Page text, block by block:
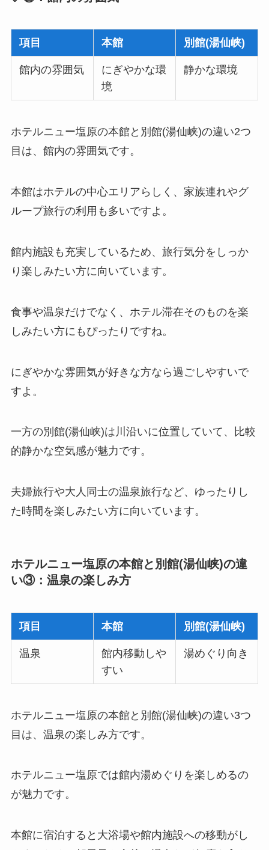
項目 本館 別館(湯仙峡)
館内の雰囲気
にぎやかな環
境
静かな環境
ホテルニュー塩原の本館と別館(湯仙峡)の違い2つ
目は、館内の雰囲気です。
本館はホテルの中心エリアらしく、家族連れやグ
ループ旅行の利用も多いですよ。
館内施設も充実しているため、旅行気分をしっか
り楽しみたい方に向いています。
食事や温泉だけでなく、ホテル滞在そのものを楽
しみたい方にもぴったりですね。
にぎやかな雰囲気が好きな方なら過ごしやすいで
すよ。
一方の別館(湯仙峡)は川沿いに位置していて、比較
的静かな空気感が魅力です。
夫婦旅行や大人同士の温泉旅行など、ゆったりし
た時間を楽しみたい方に向いています。
ホテルニュー塩原の本館と別館(湯仙峡)の違
い③：温泉の楽しみ方
項目 本館 別館(湯仙峡)
温泉
館内移動しや
すい
湯めぐり向き
ホテルニュー塩原の本館と別館(湯仙峡)の違い3つ
目は、温泉の楽しみ方です。
ホテルニュー塩原では館内湯めぐりを楽しめるの
が魅力です。
本館に宿泊すると大浴場や館内施設への移動がし